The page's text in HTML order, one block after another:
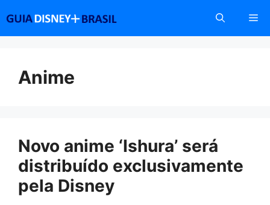
conteúdo
Anime
Novo anime ‘Ishura’ será
distribuído exclusivamente
pela Disney